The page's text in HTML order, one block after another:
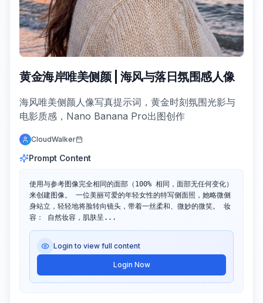
黄金海岸唯美侧颜 | 海风与落日氛围感人像
海风唯美侧颜人像写真提示词，黄金时刻氛围光影与
电影质感，Nano Banana Pro出图创作
CloudWalker
Prompt Content
使用与参考图像完全相同的面部（100% 相同，面部无任何变化）
来创建图像。 一位美丽可爱的年轻女性的特写侧面照，她略微侧
身站立，轻轻地将脸转向镜头，带着一丝柔和、微妙的微笑。 妆
容： 自然妆容，肌肤呈...
Login to view full content
Login Now